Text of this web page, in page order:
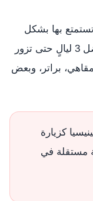
تستمتع بها بشكل
مقبول. وإذا كانت هذه أول زيارة، فالأفضل 3 ليالٍ حتى تزور
براتر، وبعض
كزيارة
مستقلة في